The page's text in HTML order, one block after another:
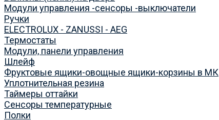
Модули управления -сенсоры -выключатели
Ручки
ELECTROLUX - ZANUSSI - AEG
Термостаты
Модули, панели управления
Шлейф
Фруктовые ящики-овощные ящики-корзины в МК
Уплотнительная резина
Таймеры оттайки
Сенсоры температурные
Полки